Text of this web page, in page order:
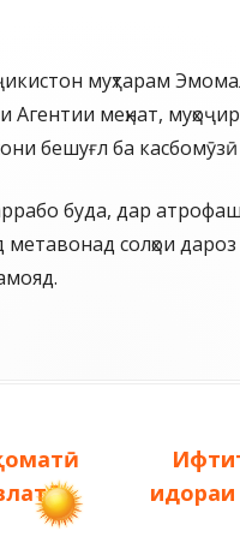
муҳтарам
меҳнат,
бешуғл ба
буда, дар атрофаш
солҳои
идораи